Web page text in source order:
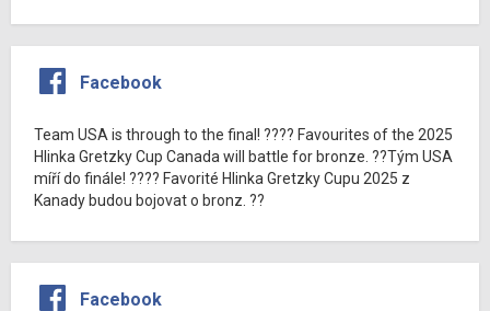
Facebook
Team USA is through to the final! ???? Favourites of the 2025
Hlinka Gretzky Cup Canada will battle for bronze. ??Tým USA
míří do finále! ???? Favorité Hlinka Gretzky Cupu 2025 z
Kanady budou bojovat o bronz. ??
Facebook